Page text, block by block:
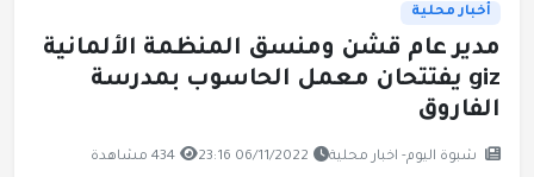
أخبار محلية
مدير عام قشن ومنسق المنظمة الألمانية
giz يفتتحان معمل الحاسوب بمدرسة
الفاروق
شبوة اليوم- اخبار محلية 06/11/2022 23:16 434 مشاهدة